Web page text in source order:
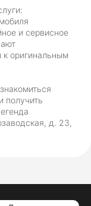
и сервисное
оригинальным
получить
д. 23,